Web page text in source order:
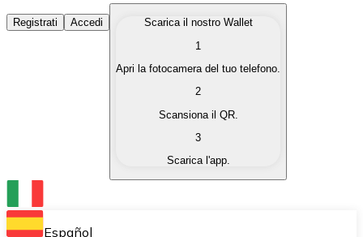
Acquista Criptovalute
Acquista le criptovalute che ti interessano in modo
Converti le tue criptovalute in valuta fiat quando ne
Scambia una criptovaluta con un'altra
Conserva le tue cripto in un Wallet self-custodial.
Registrati Accedi
Scarica il nostro Wallet
1
Apri la fotocamera del tuo telefono.
2
Scansiona il QR.
3
Scarica l'app.
Español